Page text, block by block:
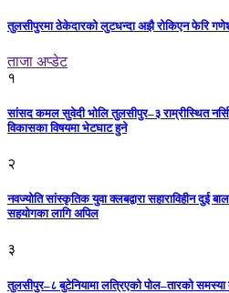
तुलसीपुरमा ठेकेदारको लुटधन्दा अझै रोकिएन फेरि
ताजा अप्डेट
१
सांसद कमल सुवेदी भोलि तुलसीपुर–३ राम्रीस्थित
विकासका विषयमा भेटघाट हुने
२
नवज्योति सांस्कृतिक युवा क्लबद्वारा सहाराविहीन दुई
सहयोगका लागि अपिल
३
तुलसीपुर–८ बुटेनियामा लत्रिएको पोल–तारको समस्या